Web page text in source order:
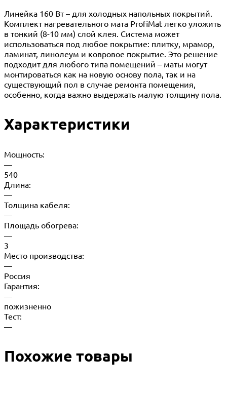
Линейка 160 Вт – для холодных напольных покрытий.
Комплект нагревательного мата ProfiMat легко уложить
в тонкий (8-10 мм) слой клея. Система может
использоваться под любое покрытие: плитку, мрамор,
ламинат, линолеум и ковровое покрытие. Это решение
подходит для любого типа помещений – маты могут
монтироваться как на новую основу пола, так и на
существующий пол в случае ремонта помещения,
особенно, когда важно выдержать малую толщину пола.
Характеристики
Мощность:
—
540
Длина:
—
Толщина кабеля:
—
Площадь обогрева:
—
3
Место производства:
—
Россия
Гарантия:
—
пожизненно
Тест:
—
Похожие товары